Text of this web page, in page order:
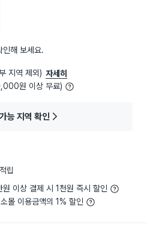
인해 보세요.
지역 제외) 자세히
원 이상 무료)
능 지역 확인
립
원 이상 결제 시 1천원 즉시 할인
몰 이용금액의 1% 할인